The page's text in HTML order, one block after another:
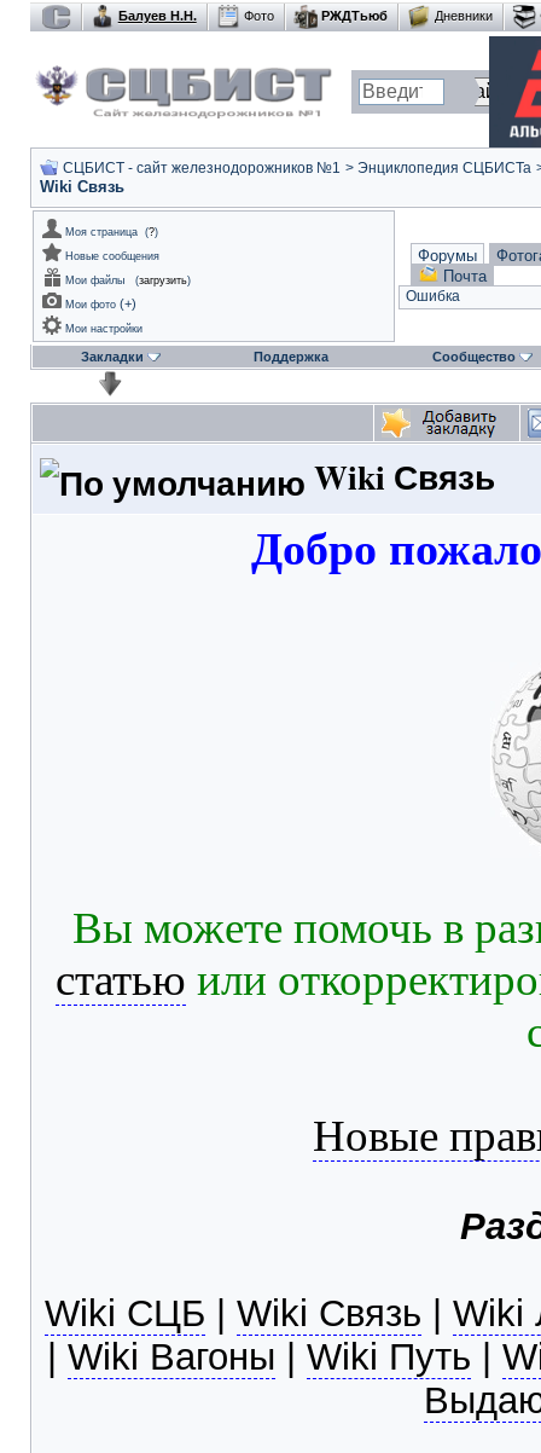
Балуев Н.Н. Фото РЖДТьюб Дневники
СЦБИСТ - сайт железнодорожников №1 > Энциклопедия СЦБИСТа
Wiki Связь
Моя страница (?)
Новые сообщения
Мои файлы
(загрузить)
Мои фото (+)
Мои настройки
Форумы
Почта
Ошибка
Закладки Поддержка Сообщество
Wiki Связь
Добро
Вы можете помочь в
статью или
Новые
Wiki СЦБ Wiki Связь
Wiki
Wiki Вагоны Wiki Путь